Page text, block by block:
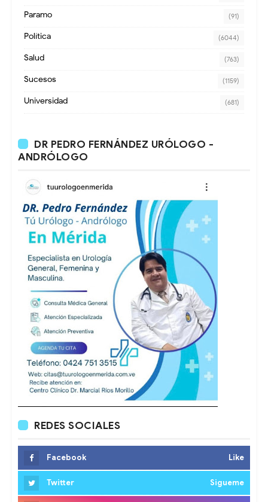
Paramo (91)
Política (6044)
Salud (763)
Sucesos (1159)
Universidad (681)
DR PEDRO FERNÁNDEZ URÓLOGO -
ANDRÓLOGO
REDES SOCIALES
Facebook Like
Twitter Sigueme